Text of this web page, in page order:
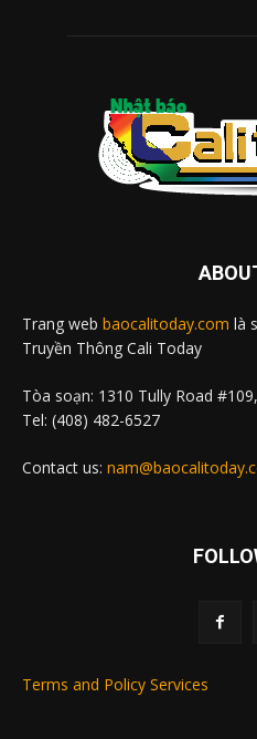
Trang web baocalitoday.com là
Truyền Thông Cali Today
Tòa soạn: 1310 Tully Road
Tel: (408) 482-6527
Contact us:
Terms and Policy Services